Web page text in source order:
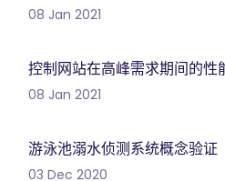
08 Jan 2021
控制网站在高峰需求期间的性
08 Jan 2021
游泳池溺水侦测系统概念验证
03 Dec 2020